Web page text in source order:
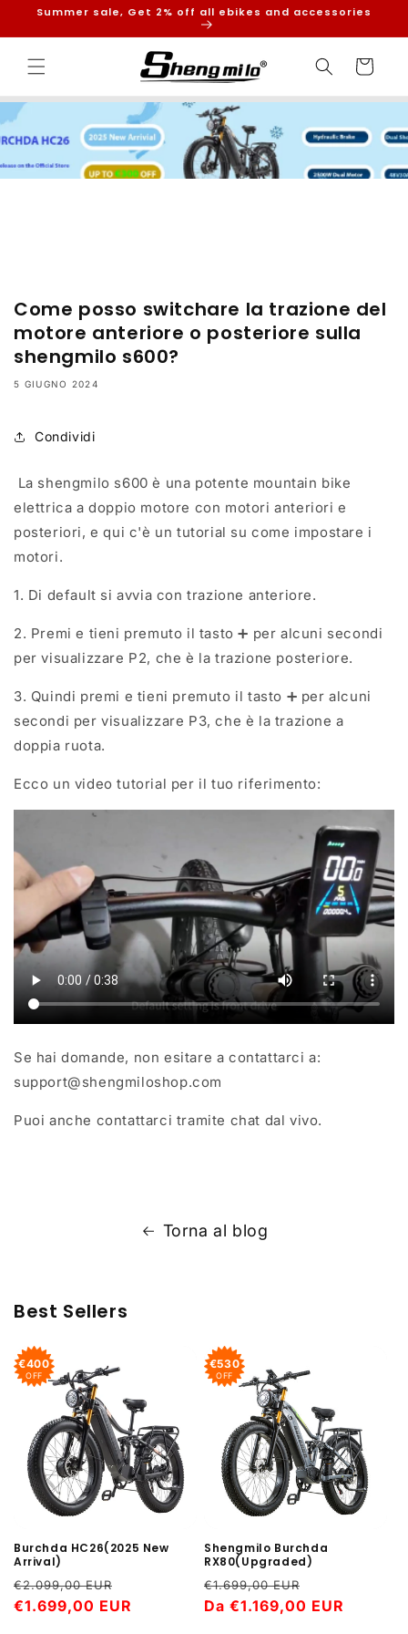
direttamente
ai contenuti
Summer sale, Get 2% off all ebikes and accessories
Carrello
Come posso switchare la trazione del
motore anteriore o posteriore sulla
shengmilo s600?
5 GIUGNO 2024
Condividi
La shengmilo s600 è una potente mountain bike
elettrica a doppio motore con motori anteriori e
posteriori, e qui c'è un tutorial su come impostare i
motori.
1. Di default si avvia con trazione anteriore.
2. Premi e tieni premuto il tasto ➕ per alcuni secondi
per visualizzare P2, che è la trazione posteriore.
3. Quindi premi e tieni premuto il tasto ➕ per alcuni
secondi per visualizzare P3, che è la trazione a
doppia ruota.
Ecco un video tutorial per il tuo riferimento:
Se hai domande, non esitare a contattarci a:
support@shengmiloshop.com
Puoi anche contattarci tramite chat dal vivo.
Torna al blog
Best Sellers
€400
OFF
Burchda HC26(2025 New
Arrival)
Prezzo
di
€2.099,00 EUR
scontato
€1.699,00 EUR
€530
OFF
Shengmilo Burchda
RX80(Upgraded)
Prezzo
di
€1.699,00 EUR
scontato
Da €1.169,00 EUR